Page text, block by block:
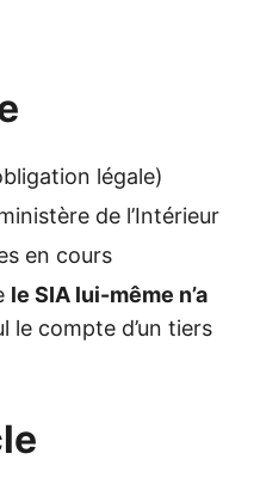
légale)
de l’Intérieur
en cours
le SIA lui-même n’a
le compte d’un tiers